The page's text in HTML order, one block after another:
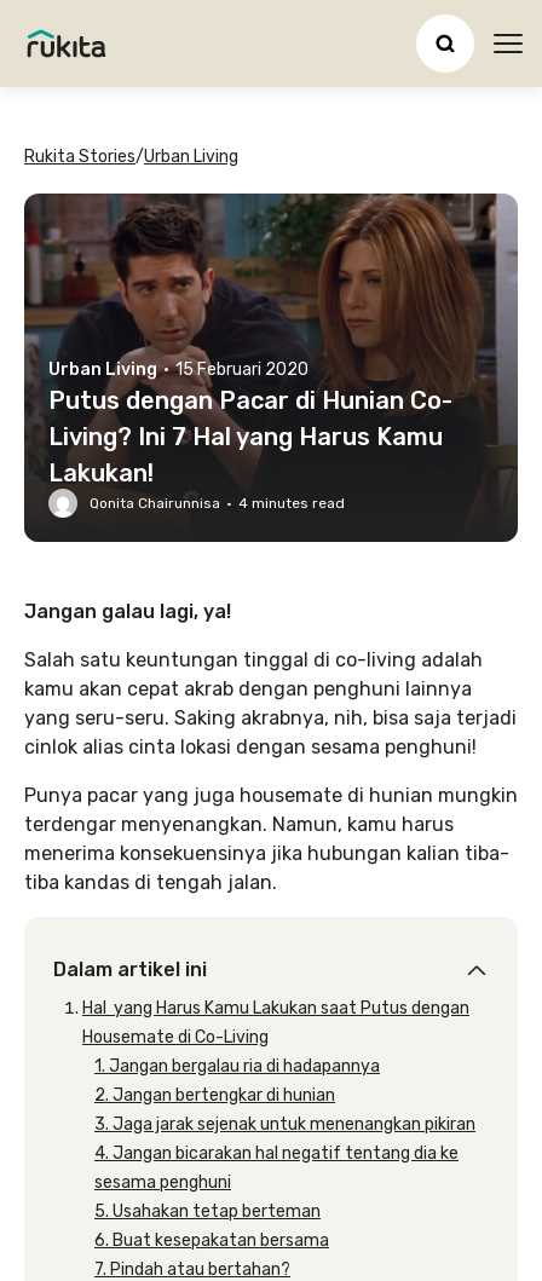
Rukita Stories/Urban Living
Urban Living · 15 Februari 2020
Putus dengan Pacar di Hunian Co-
Living? Ini 7 Hal yang Harus Kamu
Lakukan!
Qonita Chairunnisa · 4 minutes read
Jangan galau lagi, ya!
Salah satu keuntungan tinggal di co-living adalah
kamu akan cepat akrab dengan penghuni lainnya
yang seru-seru. Saking akrabnya, nih, bisa saja terjadi
cinlok alias cinta lokasi dengan sesama penghuni!
Punya pacar yang juga housemate di hunian mungkin
terdengar menyenangkan. Namun, kamu harus
menerima konsekuensinya jika hubungan kalian tiba-
tiba kandas di tengah jalan.
Dalam artikel ini
Hal yang Harus Kamu Lakukan saat Putus dengan
Housemate di Co-Living
1. Jangan bergalau ria di hadapannya
2. Jangan bertengkar di hunian
3. Jaga jarak sejenak untuk menenangkan pikiran
4. Jangan bicarakan hal negatif tentang dia ke
sesama penghuni
5. Usahakan tetap berteman
6. Buat kesepakatan bersama
7. Pindah atau bertahan?